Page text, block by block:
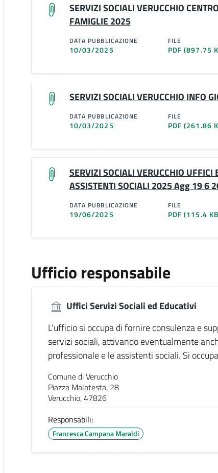
SERVIZI SOCIALI VERUCCHIO
FAMIGLIE 2025
DATA PUBBLICAZIONE
10/03/2025
FILE
PDF(897.75
SERVIZI SOCIALI VERUCCHIO INFO
DATA PUBBLICAZIONE
10/03/2025
FILE
PDF(261.86
SERVIZI SOCIALI VERUCCHIO UFFICI
ASSISTENTI SOCIALI 2025 Agg 19 6
DATA PUBBLICAZIONE
19/06/2025
FILE
PDF(115.4
Ufficio responsabile
Uffici Servizi Sociali ed Educativi
L'ufficio si occupa di fornire consulenza e
servizi sociali, attivando eventualmente
professionale e le assistenti sociali. Si
Comune di Verucchio
Piazza Malatesta, 28
Verucchio, 47826
Responsabili:
Francesca Campana Maraldi